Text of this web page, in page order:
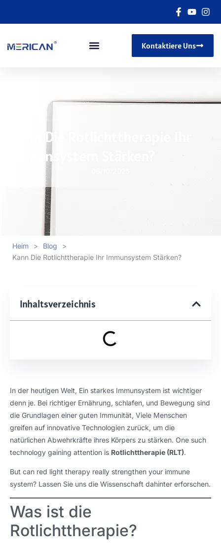
Kontaktiere Uns
Kann Die Rotlichttherapie Ihr
Immunsystem Stärken?
Heim > Blog
>
Kann Die Rotlichttherapie Ihr Immunsystem Stärken?
Inhaltsverzeichnis
In der heutigen Welt, Ein starkes Immunsystem ist wichtiger
denn je. Bei richtiger Ernährung, schlafen, und Bewegung sind
die Grundlagen einer guten Immunität, Viele Menschen
greifen auf innovative Technologien zurück, um die
natürlichen Abwehrkräfte ihres Körpers zu stärken. One such
technology gaining attention is Rotlichttherapie (RLT).
But can red light therapy really strengthen your immune
system? Lassen Sie uns die Wissenschaft dahinter erforschen.
Was ist die
Rotlichttherapie?